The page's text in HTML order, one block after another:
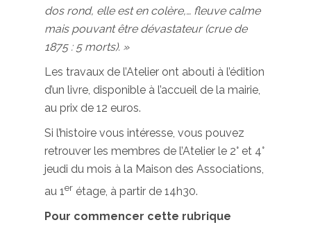
dos rond, elle est en colère,… fleuve calme
mais pouvant être dévastateur (crue de
1875 : 5 morts). »
Les travaux de l’Atelier ont abouti à l’édition
d’un livre, disponible à l’accueil de la mairie,
au prix de 12 euros.
Si l’histoire vous intéresse, vous pouvez
retrouver les membres de l’Atelier le 2° et 4°
jeudi du mois à la Maison des Associations,
au 1er étage, à partir de 14h30.
Pour commencer cette rubrique